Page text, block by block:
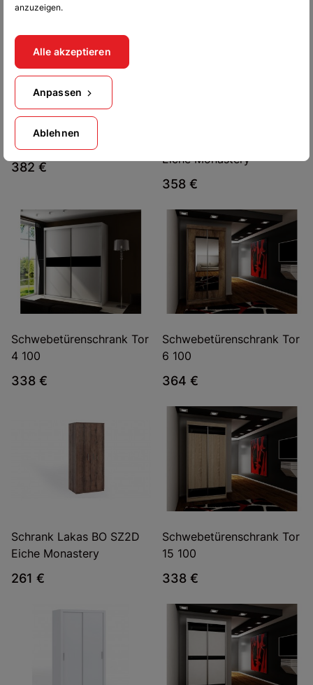
Schwebetürenschrank
Deloro 120
382 €
Eiche Monastery
358 €
Schwebetürenschrank Tor
4 100
338 €
Schwebetürenschrank Tor
6 100
364 €
Schrank Lakas BO SZ2D
Eiche Monastery
261 €
Schwebetürenschrank Tor
15 100
338 €
anzuzeigen.
Ablehnen
Anpassen
Alle akzeptieren